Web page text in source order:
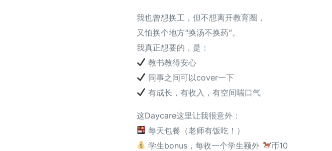
我也曾想换工，但不想离开教育圈，
又怕换个地方“换汤不换药”。
我真正想要的，是：
教书教得安心
同事之间可以cover一下
有成长，有收入，有空间喘口气
这Daycare这里让我很意外：
每天包餐（老师有饭吃！）
学生bonus，每收一个学生额外
币10